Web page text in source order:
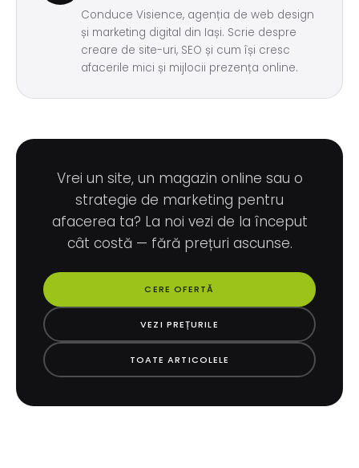
Conduce Visience, agenția de web design
și marketing digital din Iași. Scrie despre
creare de site-uri, SEO și cum își cresc
afacerile mici și mijlocii prezența online.
Vrei un site, un magazin online sau o
strategie de marketing pentru
afacerea ta? La noi vezi de la început
cât costă — fără prețuri ascunse.
CERE OFERTĂ
VEZI PREȚURILE
TOATE ARTICOLELE